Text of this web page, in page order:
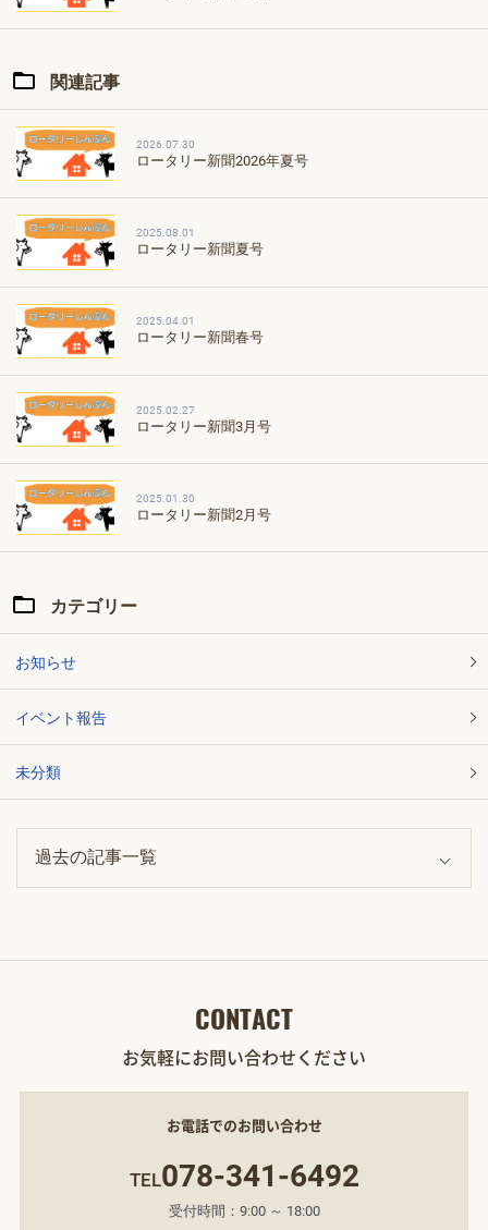
関連記事
2026.07.30
ロータリー新聞2026年夏号
2025.08.01
ロータリー新聞夏号
2025.04.01
ロータリー新聞春号
2025.02.27
ロータリー新聞3月号
2025.01.30
ロータリー新聞2月号
カテゴリー
お知らせ
イベント報告
未分類
CONTACT
お気軽にお問い合わせください
お電話でのお問い合わせ
TEL078-341-6492
受付時間：9:00 ～ 18:00